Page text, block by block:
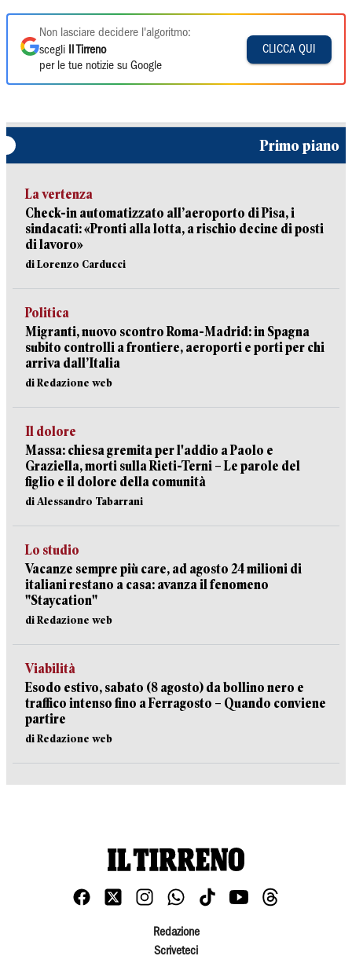
Non lasciare decidere l'algoritmo:
scegli
Il Tirreno
per le tue notizie su Google
CLICCA QUI
Primo piano
La vertenza
Check-in automatizzato all’aeroporto di Pisa, i
sindacati: «Pronti alla lotta, a rischio decine di posti
di lavoro»
di Lorenzo Carducci
Politica
Migranti, nuovo scontro Roma-Madrid: in Spagna
subito controlli a frontiere, aeroporti e porti per chi
arriva dall’Italia
di Redazione web
Il dolore
Massa: chiesa gremita per l'addio a Paolo e
Graziella, morti sulla Rieti-Terni – Le parole del
figlio e il dolore della comunità
di Alessandro Tabarrani
Lo studio
Vacanze sempre più care, ad agosto 24 milioni di
italiani restano a casa: avanza il fenomeno
"Staycation"
di Redazione web
Viabilità
Esodo estivo, sabato (8 agosto) da bollino nero e
traffico intenso fino a Ferragosto – Quando conviene
partire
di Redazione web
Redazione
Scriveteci